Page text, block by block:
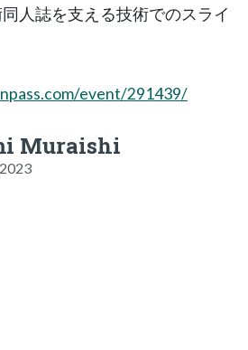
人誌を支える技術でのスライ
event/291439/
Muraishi